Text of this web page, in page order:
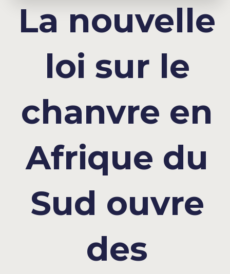
La nouvelle
loi sur le
chanvre en
Afrique du
Sud ouvre
des